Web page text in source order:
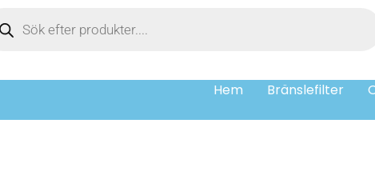
Hem Bränslefilter